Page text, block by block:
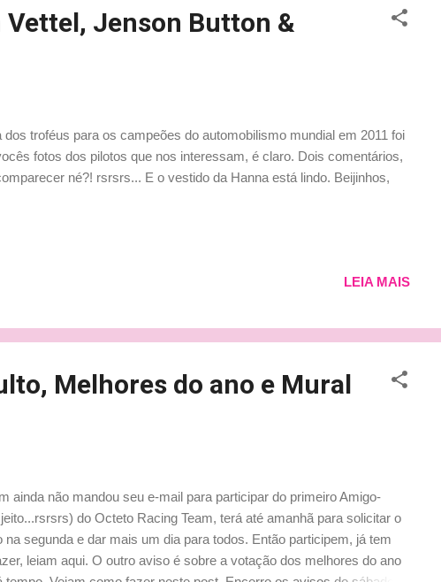
Vettel, Jenson Button &
dos troféus para os campeões do automobilismo mundial em 2011 foi
fotos dos pilotos que nos interessam, é claro. Dois comentários,
né?! rsrsrs... E o vestido da Hanna está lindo. Beijinhos,
LEIA MAIS
Melhores do ano e Mural
ainda não mandou seu e-mail para participar do primeiro Amigo-
do Octeto Racing Team, terá até amanhã para solicitar o
segunda e dar mais um dia para todos. Então participem, já tem
leiam aqui. O outro aviso é sobre a votação dos melhores do ano